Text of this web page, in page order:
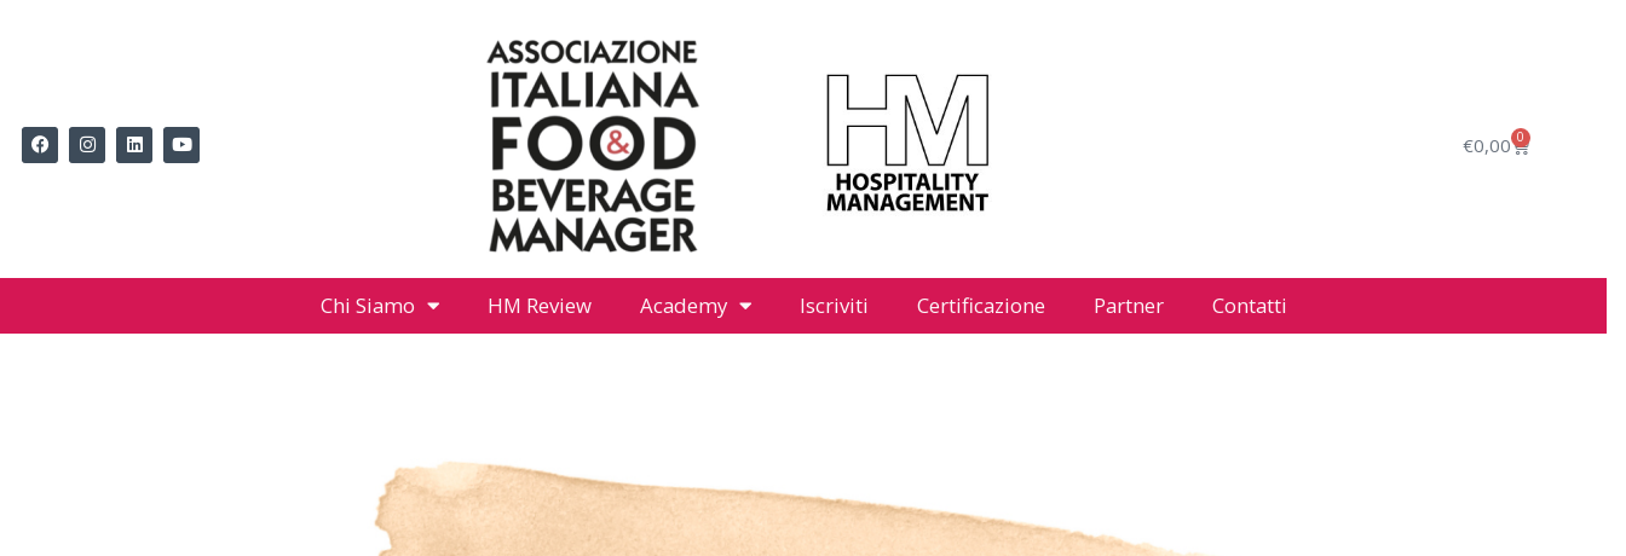
€0,00 0
Chi Siamo HM Review Academy Iscriviti Certificazione Partner Contatti